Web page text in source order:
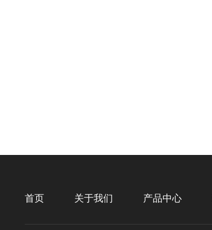
首页 关于我们 产品中心